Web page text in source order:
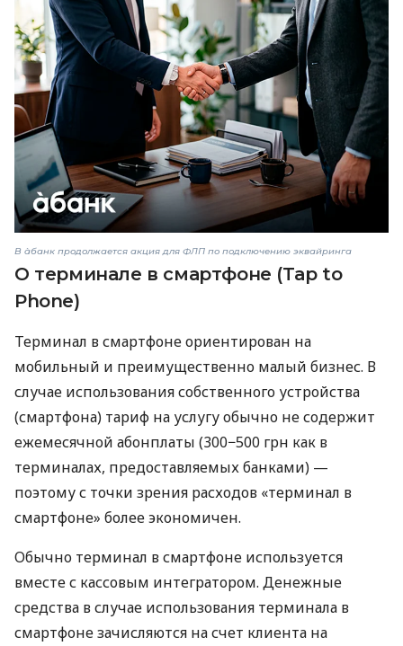
В àбанк продолжается акция для ФЛП по подключению эквайринга
О терминале в смартфоне (Tap to
Phone)
Терминал в смартфоне ориентирован на
мобильный и преимущественно малый бизнес. В
случае использования собственного устройства
(смартфона) тариф на услугу обычно не содержит
ежемесячной абонплаты (300−500 грн как в
терминалах, предоставляемых банками) —
поэтому с точки зрения расходов «терминал в
смартфоне» более экономичен.
Обычно терминал в смартфоне используется
вместе с кассовым интегратором. Денежные
средства в случае использования терминала в
смартфоне зачисляются на счет клиента на